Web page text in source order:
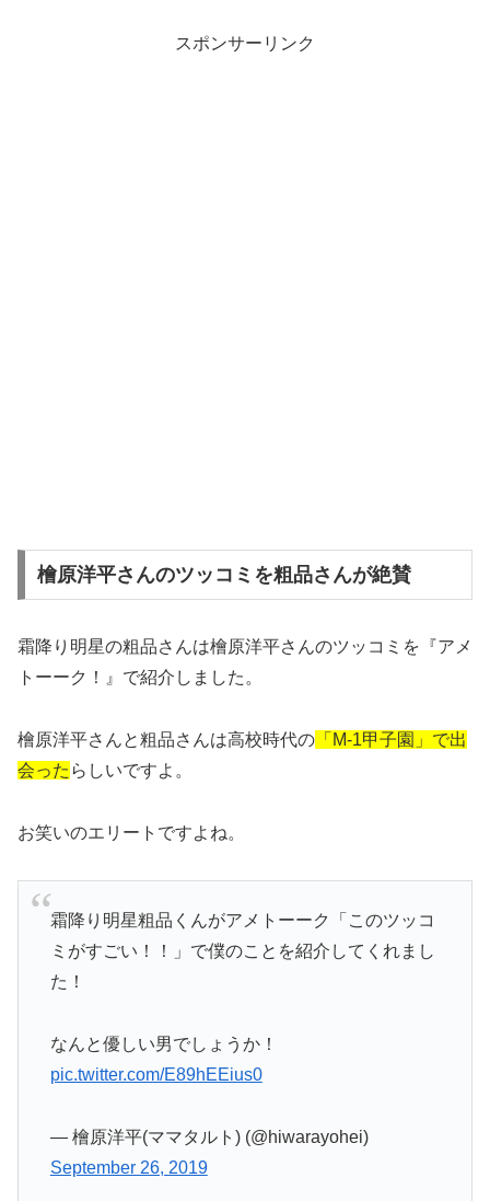
スポンサーリンク
檜原洋平さんのツッコミを粗品さんが絶賛
霜降り明星の粗品さんは檜原洋平さんのツッコミを『アメ
トーーク！』で紹介しました。
檜原洋平さんと粗品さんは高校時代の 「M-1甲子園」で出
会った らしいですよ。
お笑いのエリートですよね。
霜降り明星粗品くんがアメトーーク「このツッコ
ミがすごい！！」で僕のことを紹介してくれまし
た！
なんと優しい男でしょうか！
pic.twitter.com/E89hEEius0
— 檜原洋平(ママタルト) (@hiwarayohei)
September 26, 2019